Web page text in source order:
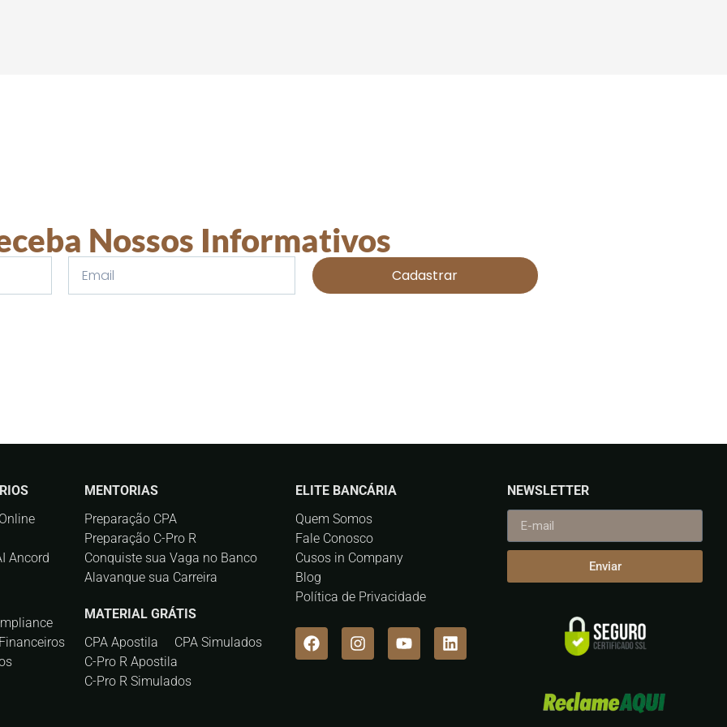
Nossos Informativos
Cadastrar
Ancord
MENTORIAS
Preparação CPA
Preparação C-Pro R
Conquiste sua Vaga no Banco
Alavanque sua Carreira
MATERIAL GRÁTIS
CPA Apostila
CPA Simulados
C-Pro R Apostila
C-Pro R Simulados
ELITE BANCÁRIA
Quem Somos
Fale Conosco
Cusos in Company
Blog
Política de Privacidade
NEWSLETTER
Enviar